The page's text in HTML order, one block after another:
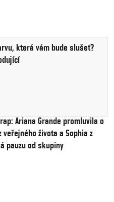
která vám bude slušet?
Ariana Grande promluvila o
veřejného života a Sophia z
pauzu od skupiny